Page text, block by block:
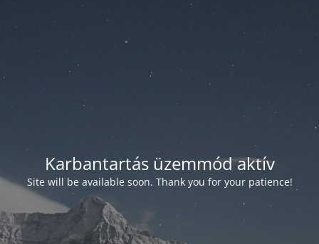
Karbantartás üzemmód aktív
Site will be available soon. Thank you for your patience!